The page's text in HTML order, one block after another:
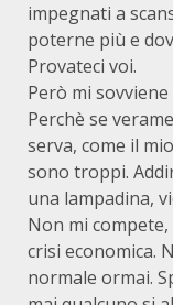
impegnati a
poterne più e
Provateci voi.
Però mi
Perchè se
serva, come il
sono troppi.
una lampadina,
Non mi
crisi economica.
normale ormai.